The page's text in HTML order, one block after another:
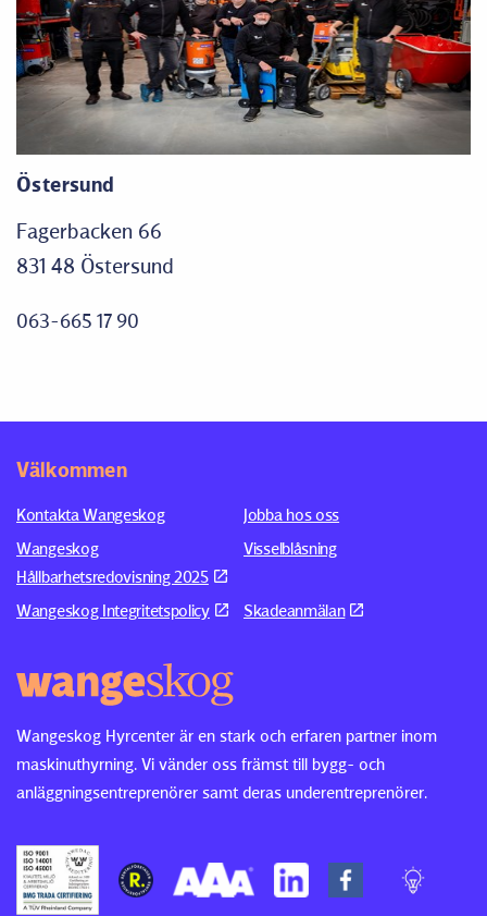
Östersund
Fagerbacken 66
831 48 Östersund
063-665 17 90
Wangeskog Hyrcenter är en stark och erfaren partner inom
maskinuthyrning. Vi vänder oss främst till bygg- och
anläggningsentreprenörer samt deras underentreprenörer.
Välkommen
Kontakta Wangeskog
Jobba hos oss
Wangeskog
Hållbarhetsredovisning 2025
Visselblåsning
Wangeskog Integritetspolicy Skadeanmälan